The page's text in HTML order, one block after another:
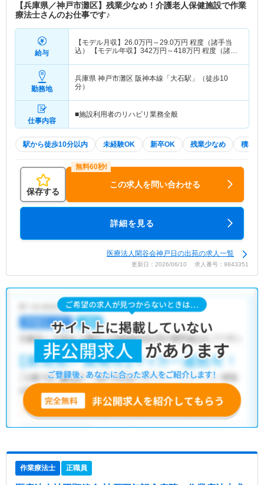
【兵庫県／神戸市灘区】残業少なめ！介護老人保健施設で作業
療法士さんのお仕事です♪
給与
【モデル月収】 26.0万円～29.0万円 程度（諸手当
込） 【モデル年収】 342万円～418万円 程度（諸手
勤務地
兵庫県 神戸市灘区 阪神本線「大石駅」（徒歩10
分）
仕事内容
■施設利用者のリハビリ業務全般
駅から徒歩10分以内 未経験OK 新卒OK 残業少なめ 積極採
保存する
この求人を問い合わせる
詳細を見る
医療法人閑谷会神戸日の出苑の求人一覧
更新日：2026/06/10 求人番号：9843351
作業療法士 正職員